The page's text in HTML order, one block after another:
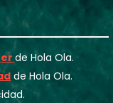
de Hola Ola.
de Hola Ola.